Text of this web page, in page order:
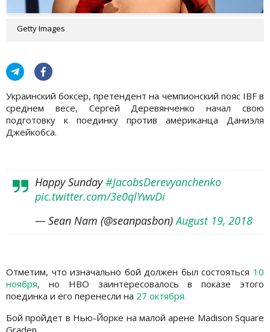
Getty Images
Украинский боксер, претендент на чемпионский пояс IBF в
среднем весе, Сергей Деревянченко начал свою
подготовку к поединку против американца Даниэля
Джейкобса.
Happy Sunday#JacobsDerevyanchenko
pic.twitter.com/3e0qlYwvDi
— Sean Nam (@seanpasbon)August 19, 2018
Отметим, что изначально бой должен был состояться 10
ноября, но HBO заинтересовалось в показе этого
поединка и его перенесли на 27 октября.
Бой пройдет в Нью-Йорке на малой арене Madison Square
Graden.